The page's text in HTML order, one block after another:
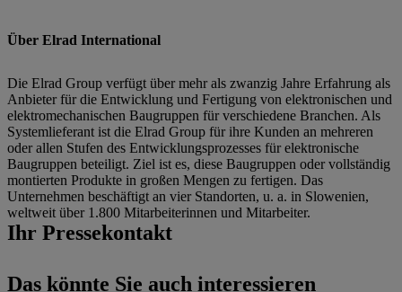
Über Elrad International
Die Elrad Group verfügt über mehr als zwanzig Jahre Erfahrung als
Anbieter für die Entwicklung und Fertigung von elektronischen und
elektromechanischen Baugruppen für verschiedene Branchen. Als
Systemlieferant ist die Elrad Group für ihre Kunden an mehreren
oder allen Stufen des Entwicklungsprozesses für elektronische
Baugruppen beteiligt. Ziel ist es, diese Baugruppen oder vollständig
montierten Produkte in großen Mengen zu fertigen. Das
Unternehmen beschäftigt an vier Standorten, u. a. in Slowenien,
weltweit über 1.800 Mitarbeiterinnen und Mitarbeiter.
Ihr Pressekontakt
Das könnte Sie auch interessieren